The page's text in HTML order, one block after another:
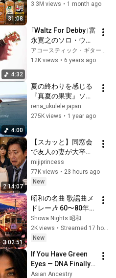
31:08
3.3M views • 1 month ago
4:32
｢Waltz For Debby｣富
永寛之のソロ・ウク
レレVol.22
12K views • 6 years ago
4:00
夏の終わりを感じる
『真夏の果実』ソロ
ウクレレ / I played
"Manatsu no Kajitsu"
rena_ukulele japan
275K views • 1 year ago
2:14:07
【スカッと】同窓会
で友人の妻が大卒だ
と知ると、夫は笑っ
た。「うちの妻は高
卒で、本当に頭が悪
「では、どちらが愚
かか確かめましょ
う」――数分後、夫
は顔面蒼白になっ
た……。
mijiprincess
77K views • 23 hours ago
New
3:02:51
昭和の名曲 歌謡曲メ
ドレー🎶 60〜80年代
ヒット曲｜涙がこぼ
れるほど懐かしい名
曲集✨ 百万本のバ
人・Get Along
Together
Showa Nights 昭和
2K views •
Streamed 17 hours ago
New
If You Have Green
Eyes — DNA Finally
Revealed Where
Asian Ancestry